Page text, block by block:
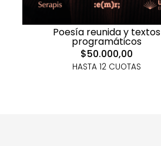
Poesía reunida y textos
programáticos
$50.000,00
HASTA 12 CUOTAS